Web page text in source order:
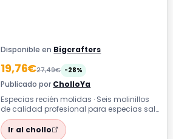
Disponible en Bigcrafters
19,76€27,49€ -28%
Publicado por CholloYa
Especias recién molidas · Seis molinillos
de calidad profesional para especias sal
y pimienta Perfectos para cocinar ...
Ir al chollo